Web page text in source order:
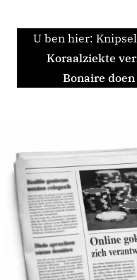
U ben hier:
Koraalziekte
Bonaire